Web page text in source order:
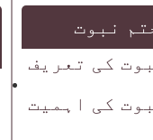
نبوت
کی تعریف
کی اہمیت